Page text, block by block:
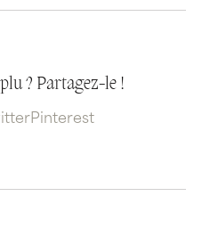
? Partagez-le !
Pinterest